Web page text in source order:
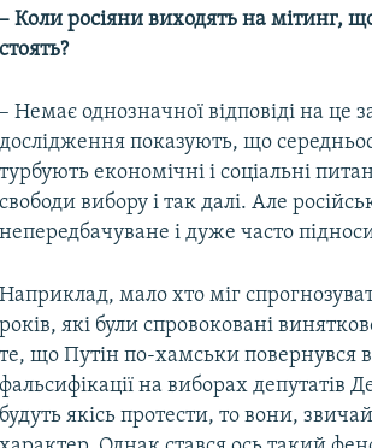
– Коли росіяни виходять на мітинг,
стоять?
– Немає однозначної відповіді на це
дослідження показують, що
турбують економічні і соціальні
свободи вибору і так далі. Але
непередбачуване і дуже часто
Наприклад, мало хто міг
років, які були спровоковані
те, що Путін по-хамськи повернувся
фальсифікації на виборах
будуть якісь протести, то вони,